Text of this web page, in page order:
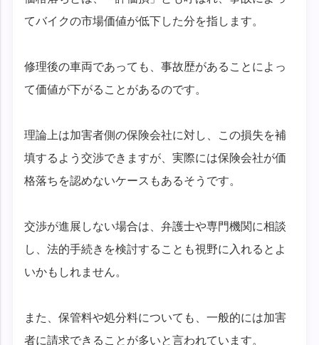
てバイクの市場価値が低下した分を指します。
修理後の車両であっても、事故歴があることによっ
て価値が下がることがあるのです。
理論上は加害者側の保険会社に対し、この損失を補
填するよう交渉できますが、実際には保険会社が価
格落ちを認めないケースもあるそうです。
交渉が進展しない場合は、弁護士や専門機関に相談
し、法的手続きを検討することも視野に入れるとよ
いかもしれません。
また、保管料や処分料についても、一般的には加害
者に請求できることが多いと言われています。